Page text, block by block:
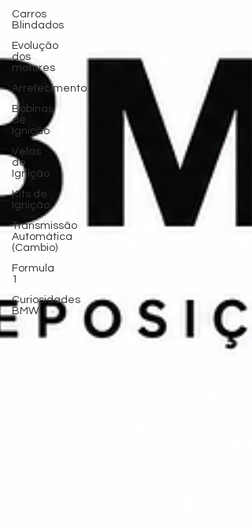
Carros
Blindados
Evolução
dos
motores
Arrefecimento
Bobinas
de
Ignição
Velas
de
Ignição
Kits de
Ignição
Transmissão
Automática
(Cambio)
Formula
1
Curiosidades
BMW